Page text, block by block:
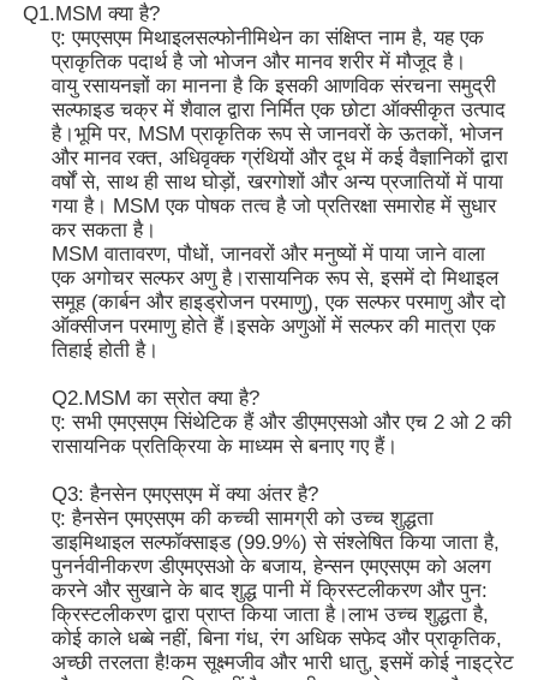
एमएसएम मिथाइलसल्फोनीलमीथेन
एमएसएम डाइमिथाइल सल्फोन
एमएसएम थोक
डीएमएसओ डाइमिथाइल सल्फोक्साइड
एमएसएम पूरक
एमएसएम ग्लूकोसामाइन चोंड्रोइटिन
MSM संयुक्त पूरक घोड़ों के लिए
एमएसएम हेयर पाउडर
एमएसएम कार्बनिक सल्फर
Q1.MSM क्या है?
ए: एमएसएम मिथाइलसल्फोनीमिथेन का संक्षिप्त नाम है, यह एक
प्राकृतिक पदार्थ है जो भोजन और मानव शरीर में मौजूद है।
वायु रसायनज्ञों का मानना ​​है कि इसकी आणविक संरचना समुद्री
सल्फाइड चक्र में शैवाल द्वारा निर्मित एक छोटा ऑक्सीकृत उत्पाद
है।भूमि पर, MSM प्राकृतिक रूप से जानवरों के ऊतकों, भोजन
और मानव रक्त, अधिवृक्क ग्रंथियों और दूध में कई वैज्ञानिकों द्वारा
वर्षों से, साथ ही साथ घोड़ों, खरगोशों और अन्य प्रजातियों में पाया
गया है। MSM एक पोषक तत्व है जो प्रतिरक्षा समारोह में सुधार
कर सकता है।
MSM वातावरण, पौधों, जानवरों और मनुष्यों में पाया जाने वाला
एक अगोचर सल्फर अणु है।रासायनिक रूप से, इसमें दो मिथाइल
समूह (कार्बन और हाइड्रोजन परमाणु), एक सल्फर परमाणु और दो
ऑक्सीजन परमाणु होते हैं।इसके अणुओं में सल्फर की मात्रा एक
तिहाई होती है।
Q2.MSM का स्रोत क्या है?
ए: सभी एमएसएम सिंथेटिक हैं और डीएमएसओ और एच 2 ओ 2 की
रासायनिक प्रतिक्रिया के माध्यम से बनाए गए हैं।
Q3: हैनसेन एमएसएम में क्या अंतर है?
ए: हैनसेन एमएसएम की कच्ची सामग्री को उच्च शुद्धता
डाइमिथाइल सल्फॉक्साइड (99.9%) से संश्लेषित किया जाता है,
पुनर्नवीनीकरण डीएमएसओ के बजाय, हेन्सन एमएसएम को अलग
करने और सुखाने के बाद शुद्ध पानी में क्रिस्टलीकरण और पुन:
क्रिस्टलीकरण द्वारा प्राप्त किया जाता है।लाभ उच्च शुद्धता है,
कोई काले धब्बे नहीं, बिना गंध, रंग अधिक सफेद और प्राकृतिक,
अच्छी तरलता है!कम सूक्ष्मजीव और भारी धातु, इसमें कोई नाइट्रेट